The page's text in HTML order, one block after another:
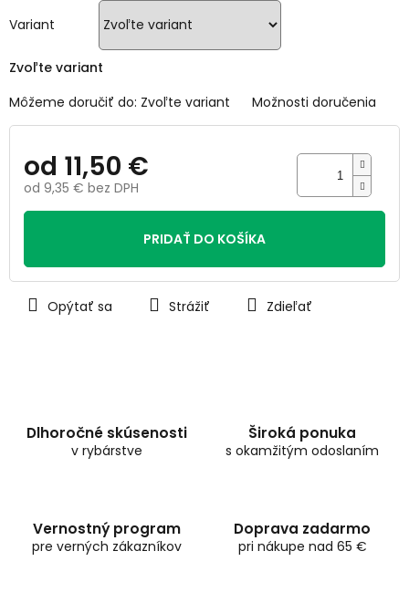
Variant
Zvoľte variant
Môžeme doručiť do: Zvoľte variant Možnosti doručenia
od 11,50 €
od 9,35 € bez DPH
Jednotková
PRIDAŤ DO KOŠÍKA
Opýtať sa Strážiť Zdieľať
hviezdičiek.
Dlhoročné skúsenosti
v rybárstve
Široká ponuka
s okamžitým odoslaním
Vernostný program
pre verných zákazníkov
Doprava zadarmo
pri nákupe nad 65 €